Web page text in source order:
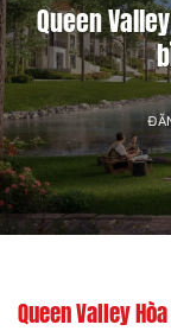
Queen
Queen Valley